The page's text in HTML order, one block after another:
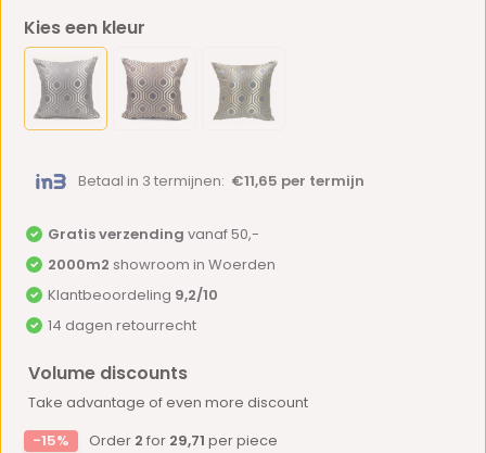
Kies een kleur
Betaal in 3 termijnen: €11,65 per termijn
Gratis verzending vanaf 50,-
2000m2 showroom in Woerden
Klantbeoordeling 9,2/10
14 dagen retourrecht
Volume discounts
Take advantage of even more discount
-15%
Order 2 for 29,71 per piece